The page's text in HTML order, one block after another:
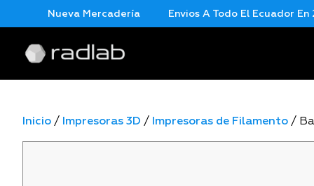
Nueva Mercadería Envios A Todo El Ecuador En 24
Inicio / Impresoras 3D / Impresoras de Filamento /